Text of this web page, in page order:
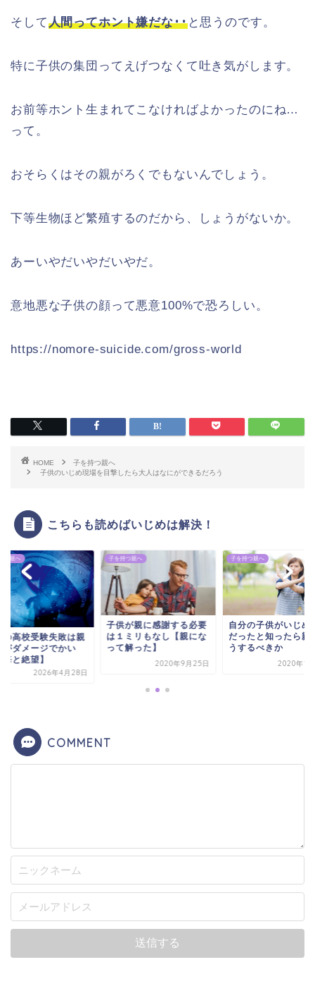
そして人間ってホント嫌だな･･と思うのです。
特に子供の集団ってえげつなくて吐き気がします。
お前等ホント生まれてこなければよかったのにね…
って。
おそらくはその親がろくでもないんでしょう。
下等生物ほど繁殖するのだから、しょうがないか。
あーいやだいやだいやだ。
意地悪な子供の顔って悪意100%で恐ろしい。
https://nomore-suicide.com/gross-world
HOME
子を持つ親へ
子供のいじめ現場を目撃したら大人はなにができるだろう
こちらも読めばいじめは解決！
つ親へ
の高校受験失敗は親
がダメージでかい
と絶望】
2026年4月28日
子を持つ親へ
子供が親に感謝する必要
は１ミリもなし【親にな
って解った】
2020年9月25日
子を持つ親へ
自分の子供がいじめ
だったと知ったら親
うするべきか
2020年1
COMMENT